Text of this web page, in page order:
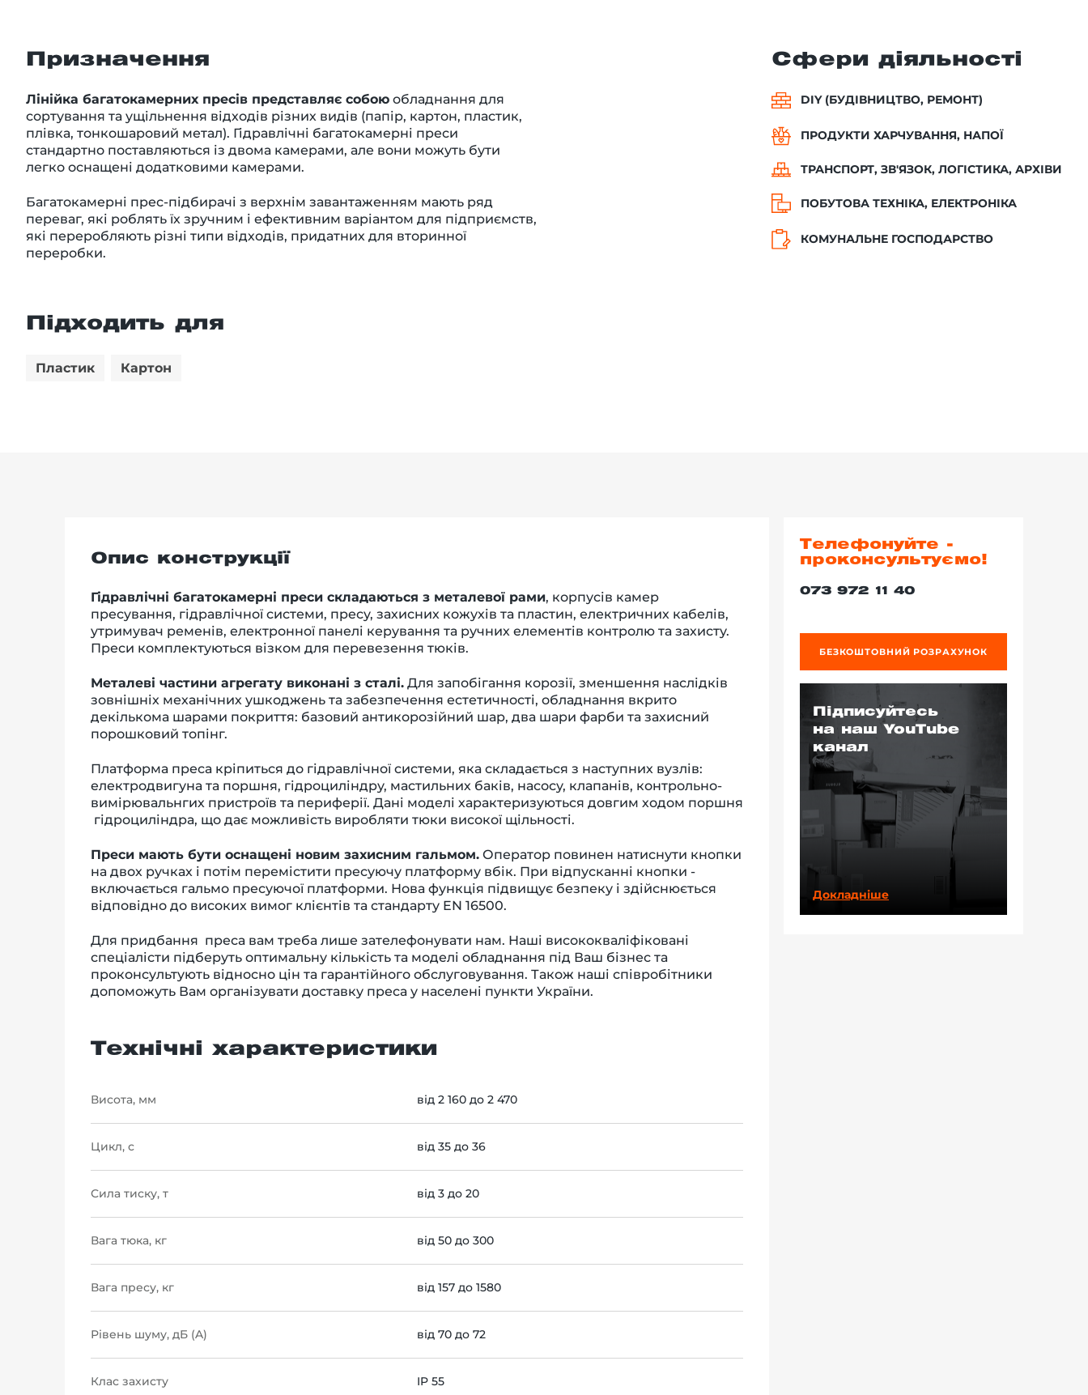
Призначення
Лінійка багатокамерних пресів представляє собою обладнання для
сортування та ущільнення відходів різних видів (папір, картон, пластик,
плівка, тонкошаровий метал). Гідравлічні багатокамерні преси
стандартно поставляються із двома камерами, але вони можуть бути
легко оснащені додатковими камерами.
Багатокамерні прес-підбирачі з верхнім завантаженням мають ряд
переваг, які роблять їх зручним і ефективним варіантом для підприємств,
які переробляють різні типи відходів, придатних для вторинної
переробки.
Підходить для
Пластик Картон
Сфери діяльності
DIY (БУДІВНИЦТВО, РЕМОНТ)
ПРОДУКТИ ХАРЧУВАННЯ, НАПОЇ
ТРАНСПОРТ, ЗВ'ЯЗОК, ЛОГІСТИКА, АРХІВИ
ПОБУТОВА ТЕХНІКА, ЕЛЕКТРОНІКА
КОМУНАЛЬНЕ ГОСПОДАРСТВО
Опис конструкції
Гідравлічні багатокамерні преси складаються з металевої рами, корпусів камер
пресування, гідравлічної системи, пресу, захисних кожухів та пластин, електричних кабелів,
утримувач ременів, електронної панелі керування та ручних елементів контролю та захисту.
Преси комплектуються візком для перевезення тюків.
Металеві частини агрегату виконані з сталі. Для запобігання корозії, зменшення наслідків
зовнішніх механічних ушкоджень та забезпечення естетичності, обладнання вкрито
декількома шарами покриття: базовий антикорозійний шар, два шари фарби та захисний
порошковий топінг.
Платформа преса кріпиться до гідравлічної системи, яка складається з наступних вузлів:
електродвигуна та поршня, гідроциліндру, мастильних баків, насосу, клапанів, контрольно-
вимірювальнгих пристроїв та периферії. Дані моделі характеризуються довгим ходом поршня
гідроциліндра, що дає можливість виробляти тюки високої щільності.
Преси мають бути оснащені новим захисним гальмом. Оператор повинен натиснути кнопки
на двох ручках і потім перемістити пресуючу платформу вбік. При відпусканні кнопки -
включається гальмо пресуючої платформи. Нова функція підвищує безпеку і здійснюється
відповідно до високих вимог клієнтів та стандарту EN 16500.
Для придбання преса вам треба лише зателефонувати нам. Наші висококваліфіковані
спеціалісти підберуть оптимальну кількість та моделі обладнання під Ваш бізнес та
проконсультують відносно цін та гарантійного обслуговування. Також наші співробітники
допоможуть Вам організувати доставку преса у населені пункти України.
Технічні характеристики
Висота, мм від 2 160 до 2 470
Цикл, с від 35 до 36
Сила тиску, т від 3 до 20
Вага тюка, кг від 50 до 300
Вага пресу, кг від 157 до 1580
Рівень шуму, дБ (A) від 70 до 72
Клас захисту IP 55
Телефонуйте -
проконсультуємо!
073 972 11 40
БЕЗКОШТОВНИЙ РОЗРАХУНОК
Підписуйтесь
на наш YouTube
канал
Докладніше